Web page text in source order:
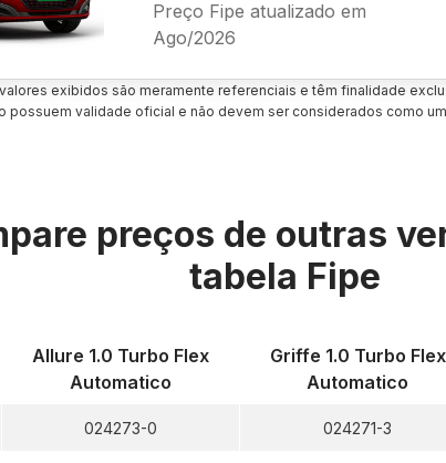
Preço Fipe atualizado em
Ago/2026
exibidos são meramente referenciais e têm finalidade
possuem validade oficial e não devem ser considerados como
preços de outras
tabela Fipe
Allure 1.0 Turbo Flex
Automatico
024273-0
Griffe 1.0 Turbo Flex
Automatico
024271-3